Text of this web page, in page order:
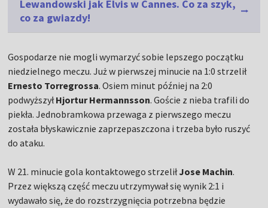
Lewandowski jak Elvis w Cannes. Co za szyk,
co za gwiazdy!
Gospodarze nie mogli wymarzyć sobie lepszego początku
niedzielnego meczu. Już w pierwszej minucie na 1:0 strzelił
Ernesto Torregrossa. Osiem minut później na 2:0
podwyższyłHjortur Hermannsson. Goście z nieba trafili do
piekła. Jednobramkowa przewaga z pierwszego meczu
została błyskawicznie zaprzepaszczona i trzeba było ruszyć
do ataku.
W 21. minucie gola kontaktowego strzeliłJose Machin.
Przez większą część meczu utrzymywał się wynik 2:1 i
wydawało się, że do rozstrzygnięcia potrzebna będzie